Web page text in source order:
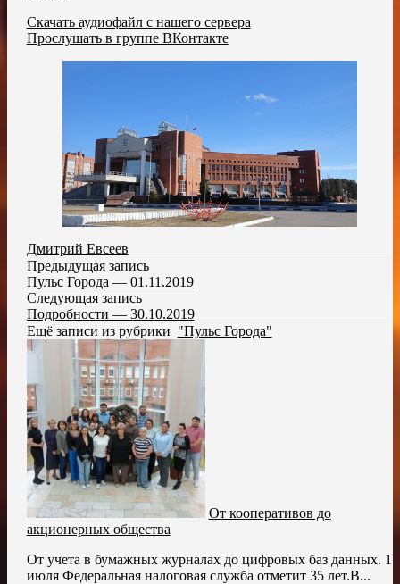
Скачать аудиофайл с нашего сервера
Прослушать в группе ВКонтакте
Дмитрий Евсеев
Предыдущая запись
Пульс Города — 01.11.2019
Следующая запись
Подробности — 30.10.2019
Ещё записи из рубрики "Пульс Города"
От кооперативов до
акционерных общества
От учета в бумажных журналах до цифровых баз данных. 1
июля Федеральная налоговая служба отметит 35 лет.В...